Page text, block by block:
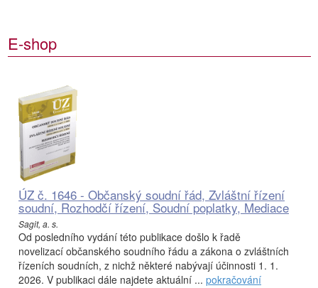
E-shop
ÚZ č. 1646 - Občanský soudní řád, Zvláštní řízení
soudní, Rozhodčí řízení, Soudní poplatky, Mediace
Sagit, a. s.
Od posledního vydání této publikace došlo k řadě
novelizací občanského soudního řádu a zákona o zvláštních
řízeních soudních, z nichž některé nabývají účinnosti 1. 1.
2026. V publikaci dále najdete aktuální ... pokračování